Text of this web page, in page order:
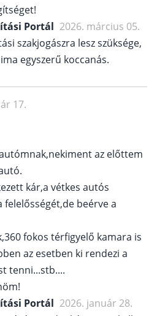
Portál 2026. március 05.
szakjogászra lesz szüksége,
egyszerű koccanás.
17.
az előttem
kár,a vétkes autós
beérve a
fokos térfigyelő kamara is
az esetben ki rendezi a
tenni...stb....
Portál 2026. január 28.